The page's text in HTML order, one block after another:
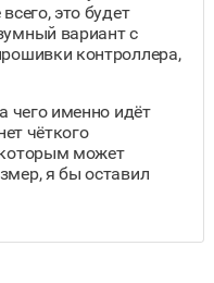
это будет
вариант с
контроллера,
чего именно идёт
чёткого
которым может
я бы оставил